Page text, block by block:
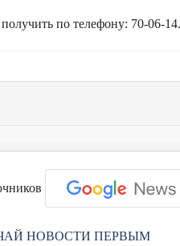
по телефону: 70-06-14.
НОВОСТИ ПЕРВЫМ